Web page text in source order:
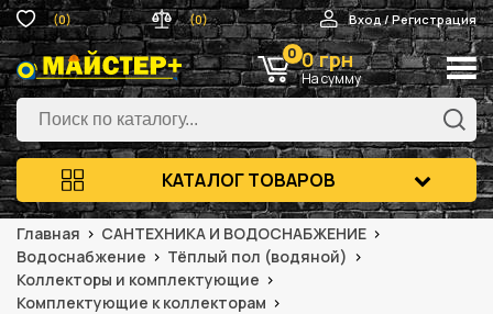
(0) (0) Вход / Регистрация
0 0 грн
На сумму
КАТАЛОГ ТОВАРОВ
Главная
САНТЕХНИКА И ВОДОСНАБЖЕНИЕ
Водоснабжение
Тёплый пол (водяной)
Коллекторы и комплектующие
Комплектующие к коллекторам